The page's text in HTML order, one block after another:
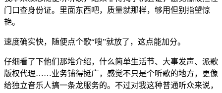
门口查身份证。里面东西吧，质量就那样，够用但别指望惊
艳。
速度确实快，随便点个歌“嗖”就放了，这点能加分。
仔细看了下他们那堆介绍，什么简单生活节、大事发声、派歌
版权代理……业务铺得挺广，感觉不只是个听歌的地方，更像
给独立音乐人搞一条龙服务的。不过对我这种普通听众来说，